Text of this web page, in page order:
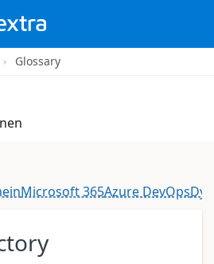
Glossary
Microsoft 365Azure DevOps